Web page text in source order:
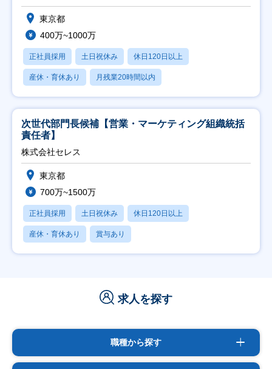
東京都
400万~1000万
正社員採用 土日祝休み 休日120日以上
産休・育休あり 月残業20時間以内
次世代部門長候補【営業・マーケティング組織統括
責任者】
株式会社セレス
東京都
700万~1500万
正社員採用 土日祝休み 休日120日以上
産休・育休あり 賞与あり
求人を探す
職種から探す